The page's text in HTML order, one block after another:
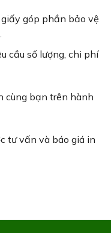
góp phần bảo vệ
cầu số lượng, chi phí
cùng bạn trên hành
tư vấn và báo giá in